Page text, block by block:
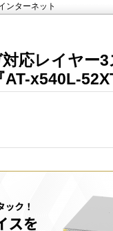
ンターネット
対応レイヤー
x540L-